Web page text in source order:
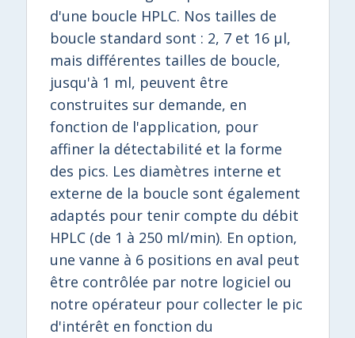
d'une boucle HPLC. Nos tailles de
boucle standard sont : 2, 7 et 16 μl,
mais différentes tailles de boucle,
jusqu'à 1 ml, peuvent être
construites sur demande, en
fonction de l'application, pour
affiner la détectabilité et la forme
des pics. Les diamètres interne et
externe de la boucle sont également
adaptés pour tenir compte du débit
HPLC (de 1 à 250 ml/min). En option,
une vanne à 6 positions en aval peut
être contrôlée par notre logiciel ou
notre opérateur pour collecter le pic
d'intérêt en fonction du